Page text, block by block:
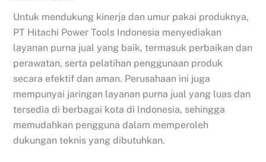
Untuk mendukung kinerja dan umur pakai produknya,
PT Hitachi Power Tools Indonesia menyediakan
layanan purna jual yang baik, termasuk perbaikan dan
perawatan, serta pelatihan penggunaan produk
secara efektif dan aman. Perusahaan ini juga
mempunyai jaringan layanan purna jual yang luas dan
tersedia di berbagai kota di Indonesia, sehingga
memudahkan pengguna dalam memperoleh
dukungan teknis yang dibutuhkan.